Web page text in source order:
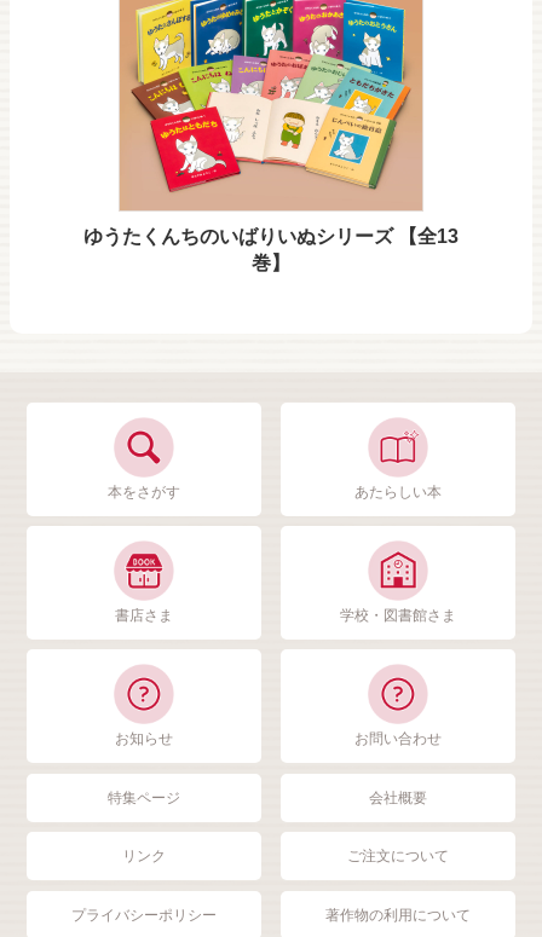
ゆうたくんちのいばりいぬシリーズ 【全13
巻】
本をさがす あたらしい本
書店さま 学校・図書館さま
お知らせ お問い合わせ
特集ページ 会社概要
リンク ご注文について
プライバシーポリシー 著作物の利用について